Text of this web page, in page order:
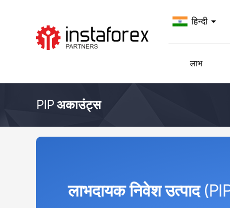
हिन्दी
लाभ
PIP अकाउंट्स
लाभदायक निवेश उत्पाद